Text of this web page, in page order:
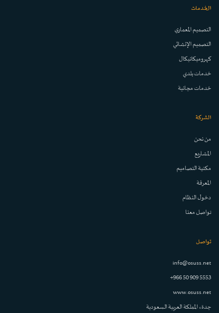
الخدمات
التصميم المعماري
التصميم الإنشائي
كهروميكانيكال
خدمات بلدي
خدمات مجانية
الشركة
من نحن
المشاريع
مكتبة التصاميم
المعرفة
دخول النظام
تواصل معنا
تواصل
info@osuss.net
+966 50 909 5553
www.osuss.net
جدة، المملكة العربية السعودية